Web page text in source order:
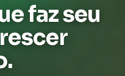
faz seu